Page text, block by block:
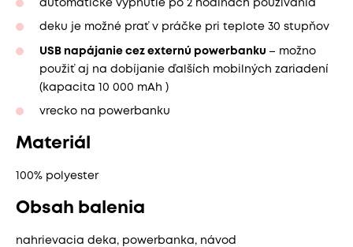
automatické vypnutie po 2 hodinách používania
deku je možné prať v práčke pri teplote 30 stupňov
USB napájanie cez externú powerbanku – možno
použiť aj na dobíjanie ďalších mobilných zariadení
(kapacita 10 000 mAh )
vrecko na powerbanku
Materiál
100% polyester
Obsah balenia
nahrievacia deka, powerbanka, návod